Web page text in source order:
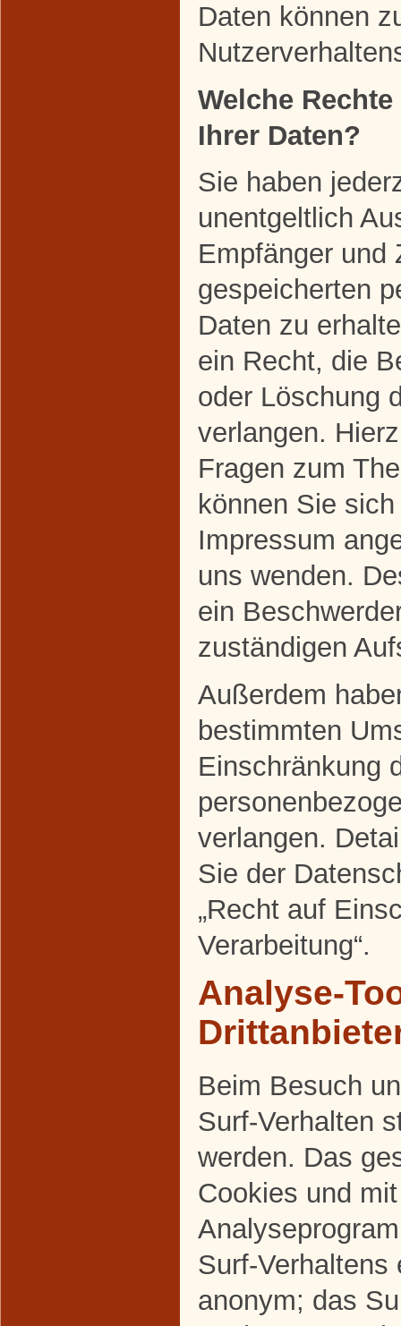
Daten können
Welche
Ihrer Daten?
Sie haben
unentgeltlich
Empfänger und
gespeicherten
Daten zu
ein Recht, die
oder Löschung
verlangen.
Fragen zum
können Sie
Impressum
uns wenden.
ein
zuständigen
Außerdem
bestimmten
Einschränkung
verlangen.
Sie der
„Recht auf
Verarbeitung“.
Analyse-
Beim Besuch
Surf-Verhalten
werden. Das
Cookies und
Surf-Verhaltens
anonym; das